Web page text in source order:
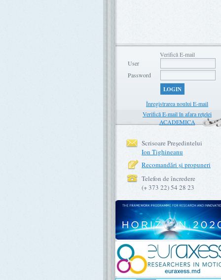
Verifică E-mail
User
Password
LOGIN
Înregistrarea noului E-mail
Verifică E-mail în afara rețelei
ACADEMICA
Scrisoare Preşedintelui
Ion Tighineanu
Recomandări şi propuneri
Telefon de încredere
(+ 373 22) 54 28 23